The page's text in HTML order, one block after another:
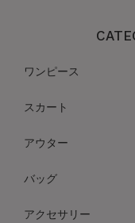
ワンピース
スカート
アウター
バッグ
アクセサリー